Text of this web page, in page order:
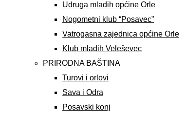
Udruga mladih općine Orle
Nogometni klub “Posavec”
Vatrogasna zajednica općine Orle
Klub mladih Veleševec
PRIRODNA BAŠTINA
Turovi i orlovi
Sava i Odra
Posavski konj